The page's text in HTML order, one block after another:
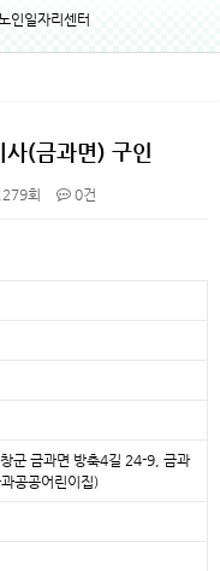
인일자리센터
(금과면) 구인
회 0건
군 금과면 방축4길 24-9, 금과
공공어린이집)